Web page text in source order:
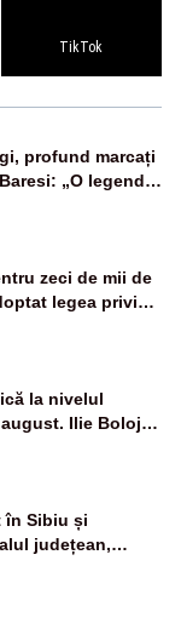
TikTok
profund marcați
„O legendă
zeci de mii de
legea privind
la nivelul
Ilie Bolojan
restricții –
în Sibiu și
județean,
telefonie, grav